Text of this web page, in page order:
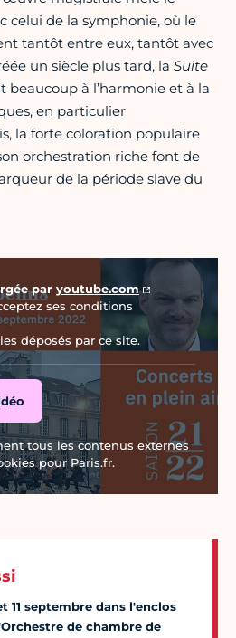
celui de la symphonie, où le
tantôt entre eux, tantôt avec
un siècle plus tard, la Suite
beaucoup à l’harmonie et à la
en particulier
la forte coloration populaire
orchestration riche font de
de la période slave du
par youtube.com
ses conditions
déposés par ce site.
tous les contenus externes
pour Paris.fr.
11 septembre dans l'enclos
de chambre de